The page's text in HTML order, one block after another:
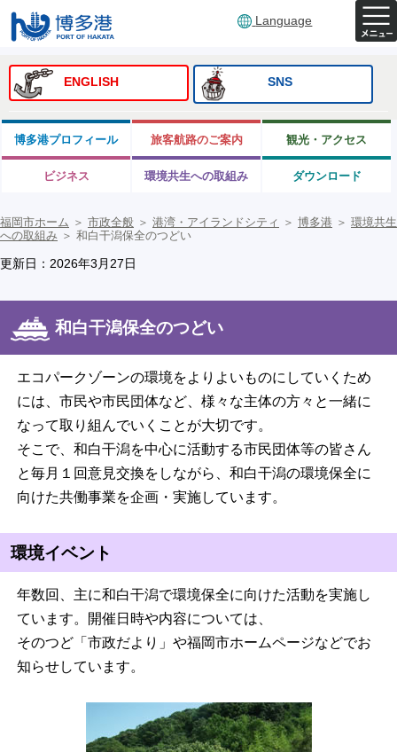
Language
ENGLISH SNS
博多港プロフィール 旅客航路のご案内 観光・アクセス
ビジネス 環境共生への取組み ダウンロード
福岡市ホーム ＞ 市政全般 ＞ 港湾・アイランドシティ ＞ 博多港 ＞ 環境共生
への取組み ＞ 和白干潟保全のつどい
更新日：2026年3月27日
和白干潟保全のつどい
エコパークゾーンの環境をよりよいものにしていくため
には、市民や市民団体など、様々な主体の方々と一緒に
なって取り組んでいくことが大切です。
そこで、和白干潟を中心に活動する市民団体等の皆さん
と毎月１回意見交換をしながら、和白干潟の環境保全に
向けた共働事業を企画・実施しています。
環境イベント
年数回、主に和白干潟で環境保全に向けた活動を実施し
ています。開催日時や内容については、
そのつど「市政だより」や福岡市ホームページなどでお
知らせしています。